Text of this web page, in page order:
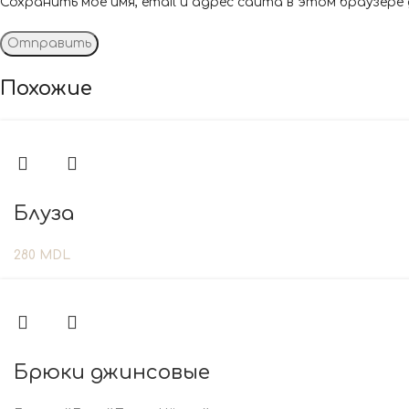
Похожие
Блуза
280 MDL
Брюки джинсовые